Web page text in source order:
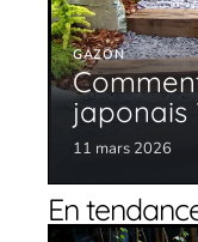
GAZON
japonais
11 mars 2026
En